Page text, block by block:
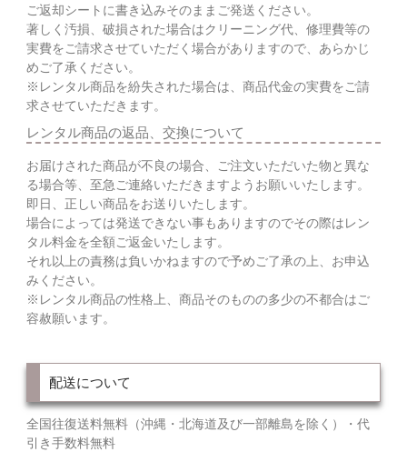
ご返却シートに書き込みそのままご発送ください。
著しく汚損、破損された場合はクリーニング代、修理費等の
実費をご請求させていただく場合がありますので、あらかじ
めご了承ください。
※レンタル商品を紛失された場合は、商品代金の実費をご請
求させていただきます。
レンタル商品の返品、交換について
お届けされた商品が不良の場合、ご注文いただいた物と異な
る場合等、至急ご連絡いただきますようお願いいたします。
即日、正しい商品をお送りいたします。
場合によっては発送できない事もありますのでその際はレン
タル料金を全額ご返金いたします。
それ以上の責務は負いかねますので予めご了承の上、お申込
みください。
※レンタル商品の性格上、商品そのものの多少の不都合はご
容赦願います。
配送について
全国往復送料無料（沖縄・北海道及び一部離島を除く）・代
引き手数料無料